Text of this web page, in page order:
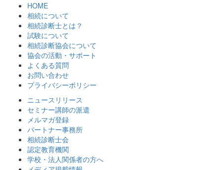
HOME
相続について
相続診断士とは？
試験について
相続診断協会について
協会の活動・サポート
よくある質問
お問い合わせ
プライバシーポリシー
ニュースリリース
セミナー講師の派遣
メルマガ登録
パートナー事務所
相続診断士会
認定教育機関
学校・法人関係者の方へ